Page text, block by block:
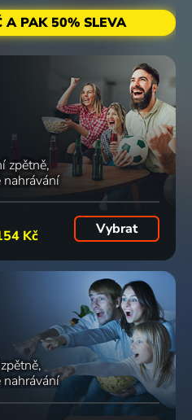
PAK 50% SLEVA
zpětně
nahrávání
Kč Vybrat
nahrávání